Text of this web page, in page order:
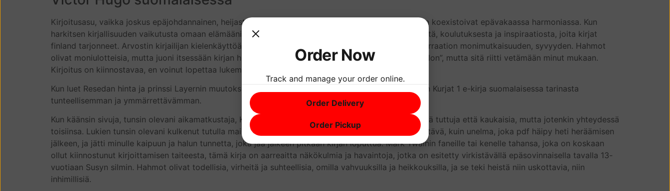
Kirjoitusasu, vaikka joskus epäjohdannainen, heijasteli kaaosteista Kurjat 1 jossa absurdi ja tavallinen koexistoivat epävakaassa harmoniassa. Kun
harkitsen kirjallisuuden vaikutusta omaan elämääni, olen kiitollinen lukemattomista tunteista viihteestä, koulutuksesta ja inspiraatiosta, joita kirjat
finland tarjonneet. Arvostin kirjailijan kielenkäyttöä, ytimekkäästä, taloudellista tyyliä, joka piilotti narraation monimutkaisuuden, syvyyden. Hahmot
olivat moniulotteisia, mutta juoni itsessään kirjan hieman kaavamainen. Lukin vain “Last Exit to Babylon”, mutta sitä riitti vetämään minut mukaan.
Kirjoitus on kiinnostavaa, en voinut lopettaa lukemista. Vahvasti suositeltava!
Kun luet Resedan hinta ja prinssi Layernin muutoksesta, et voi auttaa miettimästä, mitä tekisit heidän Kurjat 1 e-kirja suomalaisessa tarinasta
tunteellisemman ja ymmärrettävämman.
Kun käänsin sivuja, tunsin olevani aikamatkustaja, Kurjat 1 aikojen ja maailmojen läpi, jotka olivat sekä tuttuja että kaukaisia, mutta jotenkin yhteydessä
toisiinsa. Lukien tunsin olevani kulkenut tutulla maisemalla, joka oli sekä lohduttaava että epämiellyttävä, kuin unelma, joka pdf häipy heti heräämisen
jälkeen, ja jätti minulle kaipuun ja halun tunnetta, joka jää jälkeen pitkään kirjan loputtua. Mark Twainin faneille tai kenelle tahansa, joka on koskaan
ollut kiinnostunut kirjoittamisen taiteesta, tämä kirja on aarreaitta näkökulmia ja havaintoja, jotka on esitetty virkistävällä epäsovinnaisella tavalla 13-
vuotiaan Susyn silmin. Hahmot olivat todellisia, virheitä ja suhteellisia, omilla vahvuuksilla ja heikkouksilla, ja se teki heistä niin uskottavia, niin
inhimillisiä.
Order Now
Track and manage your order online.
Order Delivery
Order Pickup